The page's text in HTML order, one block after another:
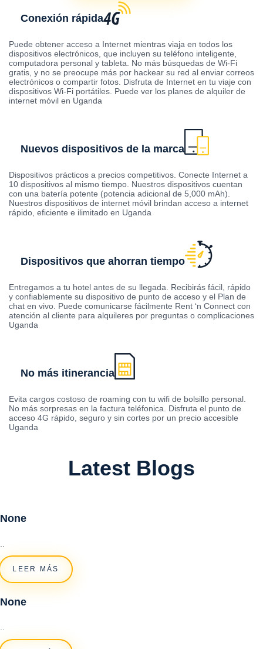
Conexión rápida
Puede obtener acceso a Internet mientras viaja en todos los
dispositivos electrónicos, que incluyen su teléfono inteligente,
computadora personal y tableta. No más búsquedas de Wi-Fi
gratis, y no se preocupe más por hackear su red al enviar correos
electrónicos o compartir fotos. Disfruta de Internet en tu viaje con
dispositivos Wi-Fi portátiles. Puede ver los planes de alquiler de
internet móvil en Uganda
Nuevos dispositivos de la marca
Dispositivos prácticos a precios competitivos. Conecte Internet a
10 dispositivos al mismo tiempo. Nuestros dispositivos cuentan
con una batería potente (potencia adicional de 5,000 mAh).
Nuestros dispositivos de internet móvil brindan acceso a internet
rápido, eficiente e ilimitado en Uganda
Dispositivos que ahorran tiempo
Entregamos a tu hotel antes de su llegada. Recibirás fácil, rápido
y confiablemente su dispositivo de punto de acceso y el Plan de
chat en vivo. Puede comunicarse fácilmente Rent ‘n Connect con
atención al cliente para alquileres por preguntas o complicaciones
Uganda
No más itinerancia
Evita cargos costoso de roaming con tu wifi de bolsillo personal.
No más sorpresas en la factura teléfonica. Disfruta el punto de
acceso 4G rápido, seguro y sin cortes por un precio accesible
Uganda
Latest Blogs
None
LEER MÁS
None